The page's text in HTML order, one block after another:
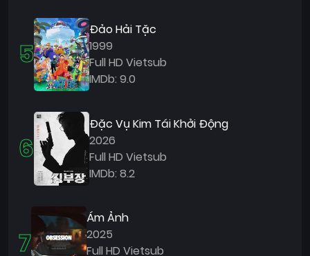
5
Đảo Hải Tặc
1999
Full HD Vietsub
IMDb: 9.0
6
Đặc Vụ Kim Tái Khởi Động
2026
Full HD Vietsub
IMDb: 8.2
7
Ám Ảnh
2025
Full HD Vietsub